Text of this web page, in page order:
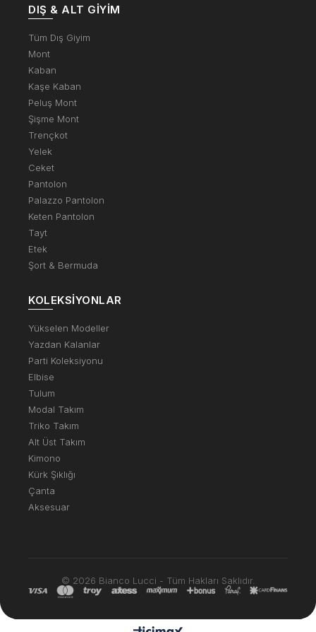
DIŞ & ALT GIYIM
Tüm Dış Giyim
Mont
Kaban
Kaşe Kaban
Peluş Mont
Şişme Mont
Trençkot
Yelek
Ceket
Pantolon
Palazzo Pantolon
Keten Pantolon
Tayt
Etek
Şort & Bermuda
KOLEKSIYONLAR
Yükselen Modeller
Yazdan Kalanlar
Parti Koleksiyonu
Elbise
Tulum
Modal Takım
Triko Takım
Alt Üst Takım
Kimono
Kürk Şıklığı
Çanta
Aksesuar
© 2026 Bianco Lucci - Tüm Hakları Saklıdır.